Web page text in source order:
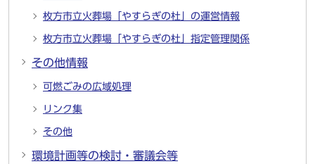
枚方市立火葬場「やすらぎの杜」の運営情報
枚方市立火葬場「やすらぎの杜」指定管理関係
その他情報
可燃ごみの広域処理
リンク集
その他
環境計画等の検討・審議会等